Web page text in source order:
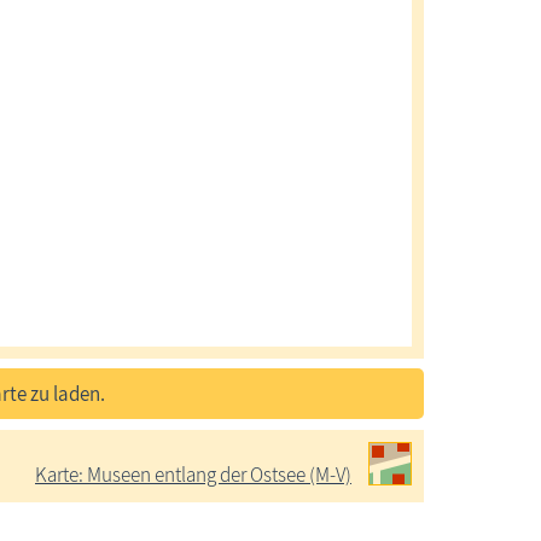
zu laden.
Karte: Museen entlang der Ostsee (M-V)